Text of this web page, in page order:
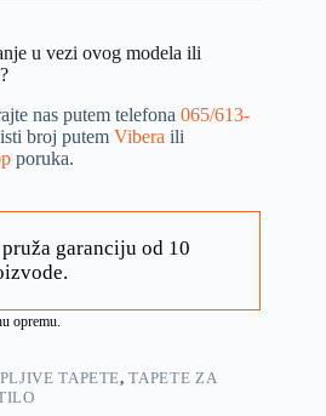
u vezi ovog modela ili
nas putem telefona 065/613-
broj putem Vibera ili
poruka.
garanciju od 10
opremu.
TAPETE,TAPETE ZA